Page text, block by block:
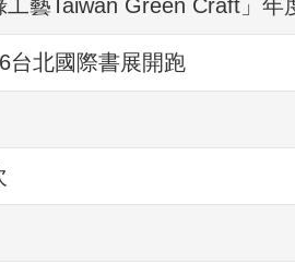
藝Taiwan Green Craft」年
台北國際書展開跑